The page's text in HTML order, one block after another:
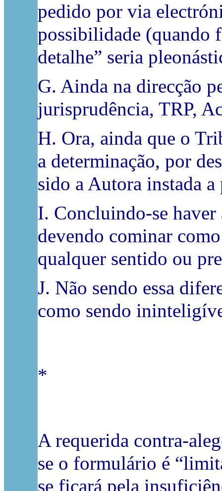
pedido por via
possibilidade (quando
detalhe” seria
G. Ainda na direcção
jurisprudência, TRP,
H. Ora, ainda que o
a determinação, por
sido a Autora instada
I. Concluindo-se haver
devendo cominar
qualquer sentido ou
J. Não sendo essa
como sendo
*
A requerida contra-
se o formulário é
se ficará pela